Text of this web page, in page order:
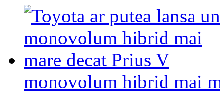
monovolum hibrid mai